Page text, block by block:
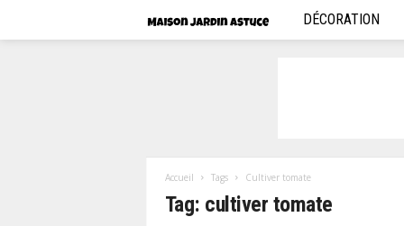
o
DÉCORATION
Accueil Tags Cultiver tomate
Tag: cultiver tomate